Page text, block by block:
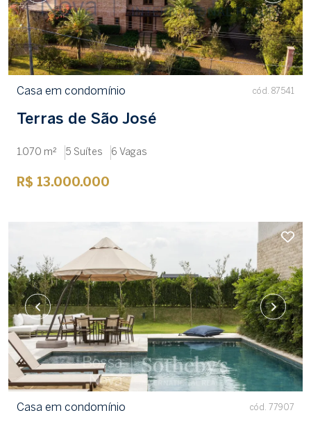
Casa em condomínio cód. 87541
Terras de São José
1.070 m² 5 Suítes 6 Vagas
R$ 13.000.000
Casa em condomínio cód. 77907